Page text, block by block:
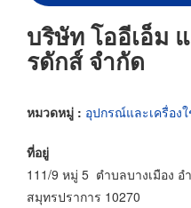
บริษัท โออีเอ็ม
รดักส์ จำกัด
หมวดหมู่ : อุปกรณ์และเครื่อง
ที่อยู่
111/9 หมู่ 5 ตำบลบางเมือง อ
สมุทรปราการ 10270